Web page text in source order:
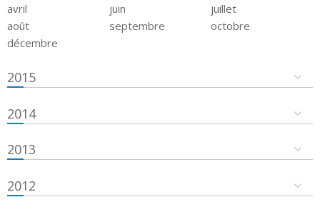
avril
juin
juillet
août
septembre
octobre
décembre
2015
2014
2013
2012